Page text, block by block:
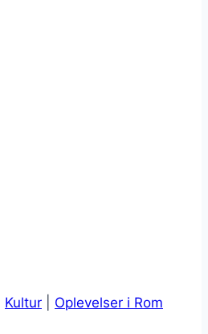
Kultur Oplevelser i Rom